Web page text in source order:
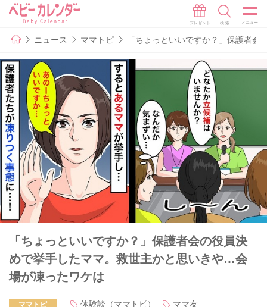
ニュース ママトピ 「ちょっといいですか？」保護者
「ちょっといいですか？」保護者会の役員決
めで挙手したママ。救世主かと思いきや…会
場が凍ったワケは
ママトピ 体験談（ママトピ）
ママ友